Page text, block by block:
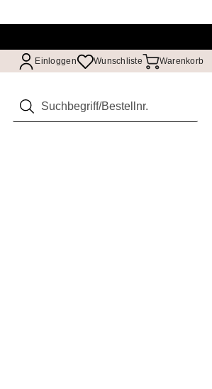
Einloggen Wunschliste Warenkorb
Suchen